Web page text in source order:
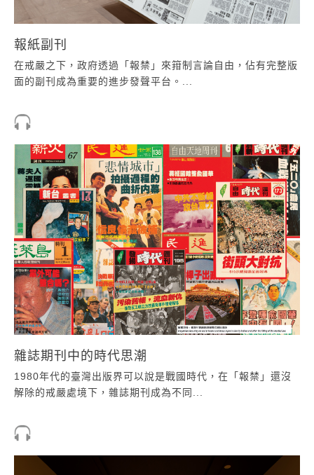
報紙副刊
在戒嚴之下，政府透過「報禁」來箝制言論自由，佔有完整版
面的副刊成為重要的進步發聲平台。...
雜誌期刊中的時代思潮
1980年代的臺灣出版界可以說是戰國時代，在「報禁」還沒
解除的戒嚴處境下，雜誌期刊成為不同...